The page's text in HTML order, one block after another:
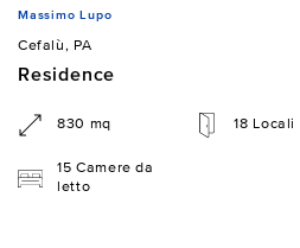
Massimo Lupo
Cefalù, PA
Residence
830 mq 18 Locali
15 Camere da
letto